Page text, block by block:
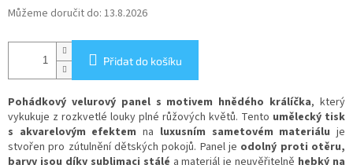
Můžeme doručit do: 13.8.2026
Přidat do košíku
Pohádkový velurový panel s motivem hnědého králíčka, který
vykukuje z rozkvetlé louky plné růžových květů. Tento umělecký tisk
s akvarelovým efektem na luxusním sametovém materiálu je
stvořen pro zútulnění dětských pokojů. Panel je odolný proti otěru,